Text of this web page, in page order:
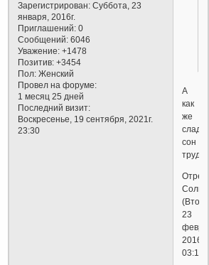
Зарегистрирован: Суббота, 23
января, 2016г.
Приглашений: 0
Сообщений: 6046
Уважение: +1478
Позитив: +3454
Пол: Женский
Провел на форуме:
1 месяц 25 дней
Последний визит:
Воскресенье, 19 сентября, 2021г.
23:30
А
как
же
сладок
сон
Соль
23
2016г.
03:13)